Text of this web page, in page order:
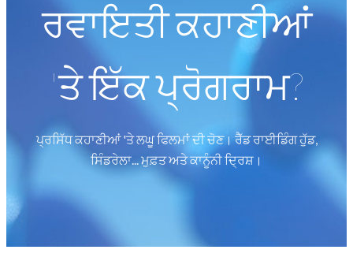
ਰਵਾਇਤੀ ਕਹਾਣੀਆਂ
'ਤੇ ਇੱਕ ਪ੍ਰੋਗਰਾਮ?
ਪ੍ਰਸਿੱਧ ਕਹਾਣੀਆਂ 'ਤੇ ਲਘੂ ਫਿਲਮਾਂ ਦੀ ਚੋਣ। ਰੈੱਡ ਰਾਈਡਿੰਗ ਹੁੱਡ,
ਸਿੰਡਰੇਲਾ... ਮੁਫ਼ਤ ਅਤੇ ਕਾਨੂੰਨੀ ਦ੍ਰਿਸ਼।